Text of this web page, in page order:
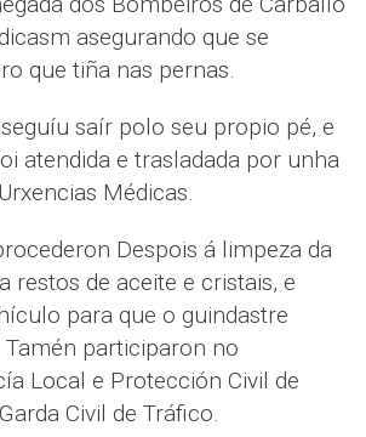
asegurando que se
que tiña nas pernas.
saír polo seu propio pé, e
atendida e trasladada por unha
Médicas.
Despois á limpeza da
restos de aceite e cristais, e
para que o guindastre
participaron no
Local e Protección Civil de
Civil de Tráfico.